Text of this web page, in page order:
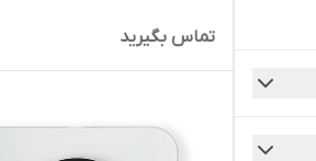
تماس بگیرید